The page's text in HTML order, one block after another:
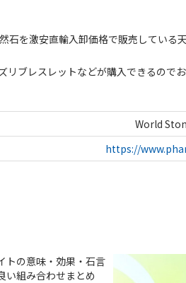
石を激安直輸入卸価格で販売している
ブレスレットなどが購入できるのでお
World
https://
トの意味・効果・石言
い組み合わせまとめ